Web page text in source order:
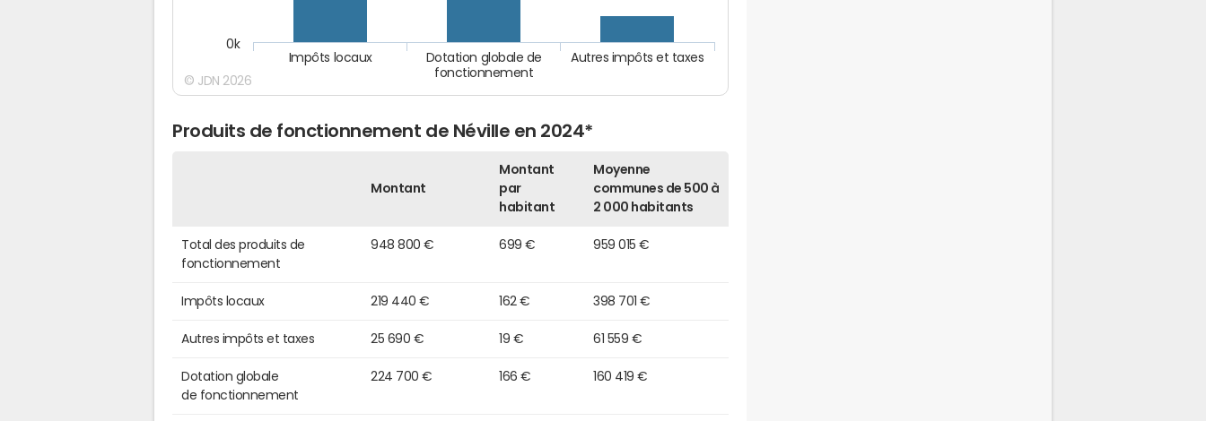
Autres impôts et taxes
Dotation globale de
fonctionnement
Impôts locaux
0k
© JDN 2026
Produits de fonctionnement de Néville en 2024*
Montant
Montant
par
habitant
Moyenne
communes de 500 à
2 000 habitants
Total des produits de
fonctionnement
948 800 € 699 € 959 015 €
Impôts locaux 219 440 € 162 € 398 701 €
Autres impôts et taxes 25 690 € 19 € 61 559 €
Dotation globale
de fonctionnement
224 700 € 166 € 160 419 €